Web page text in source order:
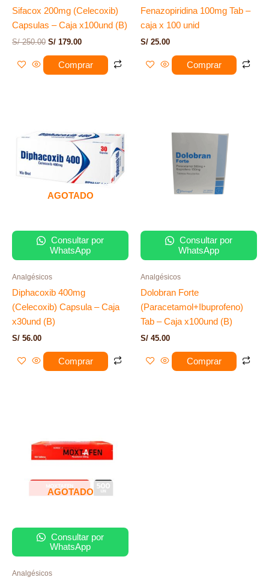
Sifacox 200mg (Celecoxib)
Capsulas – Caja x100und (B)
S/250.00 S/ 179.00
Comprar
Fenazopiridina 100mg Tab –
caja x 100 unid
S/ 25.00
Comprar
AGOTADO
Consultar por
WhatsApp
Analgésicos
Diphacoxib 400mg
(Celecoxib) Capsula – Caja
x30und (B)
S/ 56.00
Comprar
Consultar por
WhatsApp
Analgésicos
Dolobran Forte
(Paracetamol+Ibuprofeno)
Tab – Caja x100und (B)
S/ 45.00
Comprar
AGOTADO
Consultar por
WhatsApp
Analgésicos